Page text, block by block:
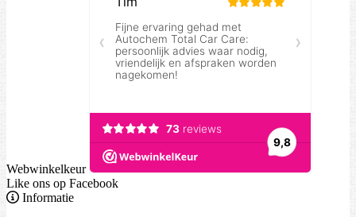
Webwinkelkeur
Like ons op Facebook
Informatie